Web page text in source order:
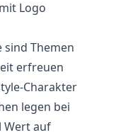
Logo
sind Themen
erfreuen
Charakter
legen bei
Wert auf